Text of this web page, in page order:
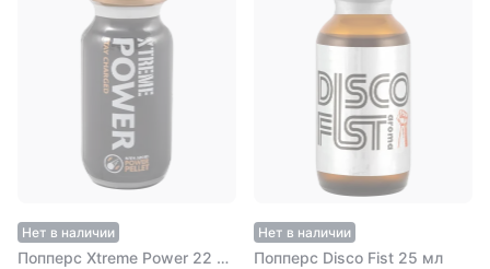
Нет в наличии
Попперс Xtreme Power 22 мл
Нет в наличии
Попперс Disco Fist 25 мл